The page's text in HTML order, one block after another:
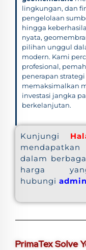
lingkungan, dan
pengelolaan
hingga
nyata,
pilihan unggul
modern. Kami
profesional,
penerapan
memaksimalkan
investasi jangka
berkelanjutan.
Kunjungi
dalam
harga
hubungi admin
PrimaTex Solve